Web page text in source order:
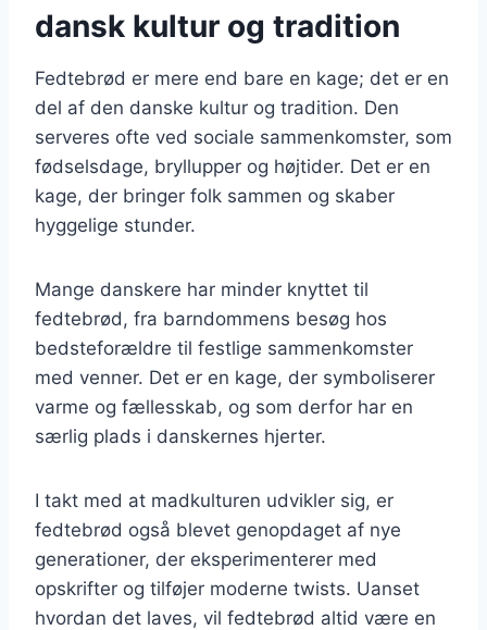
dansk kultur og tradition
Fedtebrød er mere end bare en kage; det er en
del af den danske kultur og tradition. Den
serveres ofte ved sociale sammenkomster, som
fødselsdage, bryllupper og højtider. Det er en
kage, der bringer folk sammen og skaber
hyggelige stunder.
Mange danskere har minder knyttet til
fedtebrød, fra barndommens besøg hos
bedsteforældre til festlige sammenkomster
med venner. Det er en kage, der symboliserer
varme og fællesskab, og som derfor har en
særlig plads i danskernes hjerter.
I takt med at madkulturen udvikler sig, er
fedtebrød også blevet genopdaget af nye
generationer, der eksperimenterer med
opskrifter og tilføjer moderne twists. Uanset
hvordan det laves, vil fedtebrød altid være en